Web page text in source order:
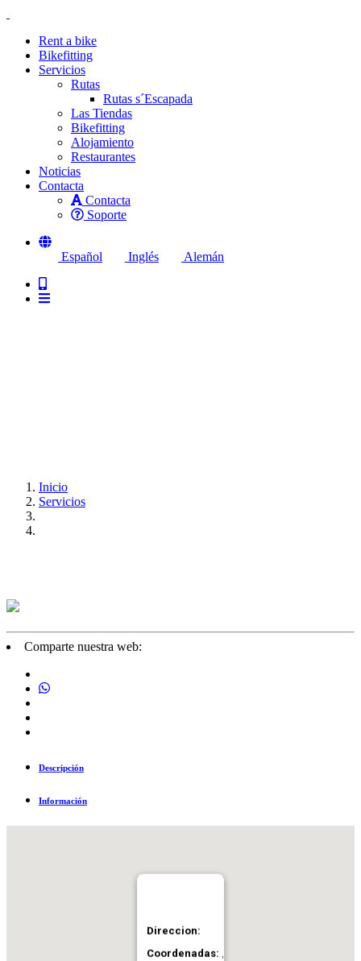
Rent a bike
Bikefitting
Servicios
Rutas
Rutas s´Escapada
Las Tiendas
Bikefitting
Alojamiento
Restaurantes
Noticias
Contacta
Contacta
Soporte
Español Inglés Alemán
Inicio
Servicios
Comparte nuestra web:
Descripción
Información
Direccion:
Coordenadas: ,